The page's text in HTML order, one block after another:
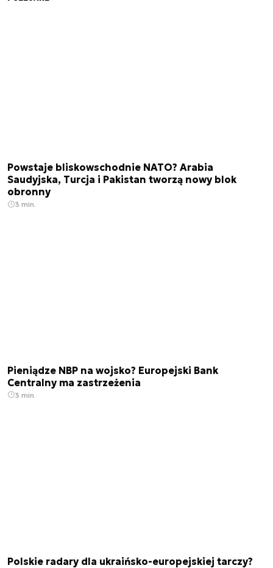
Powstaje bliskowschodnie NATO? Arabia
Saudyjska, Turcja i Pakistan tworzą nowy blok
obronny
3 min.
Pieniądze NBP na wojsko? Europejski Bank
Centralny ma zastrzeżenia
3 min.
Polskie radary dla ukraińsko-europejskiej tarczy?